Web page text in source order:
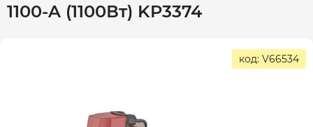
1100-A (1100Вт) KP3374
код: V66534